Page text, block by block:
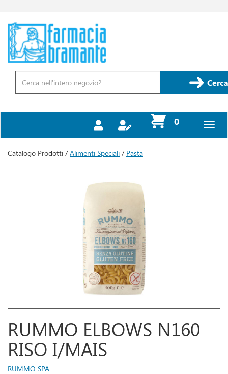
contenuto
principale
Farmacia
Bramante
Prodotto
0prodotti
inseriti
Catalogo Prodotti /Alimenti Speciali / Pasta
RUMMO ELBOWS N160
RISO I/MAIS
RUMMO SPA